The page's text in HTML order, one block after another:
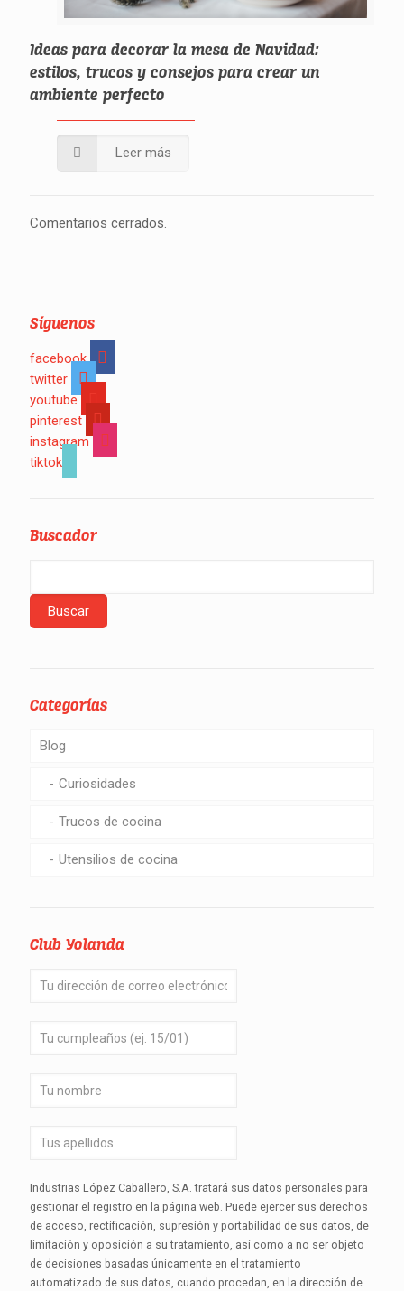
Ideas para decorar la mesa de Navidad:
estilos, trucos y consejos para crear un
ambiente perfecto
Leer más
Comentarios cerrados.
Síguenos
facebook
twitter
youtube
pinterest
instagram
tiktok
Buscador
Categorías
Blog
Curiosidades
Trucos de cocina
Utensilios de cocina
Club Yolanda
Industrias López Caballero, S.A. tratará sus datos personales para
gestionar el registro en la página web. Puede ejercer sus derechos
de acceso, rectificación, supresión y portabilidad de sus datos, de
limitación y oposición a su tratamiento, así como a no ser objeto
de decisiones basadas únicamente en el tratamiento
automatizado de sus datos, cuando procedan, en la dirección de